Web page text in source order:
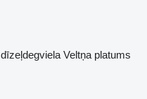
dīzeļdegviela Veltņa platums